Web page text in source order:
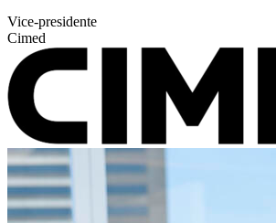
Vice-presidente
Cimed